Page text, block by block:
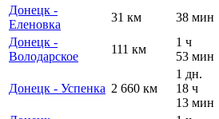
Донецк -
Еленовка
31 км 38 мин
Донецк -
Володарское
111 км
1 ч
53 мин
Донецк - Успенка 2 660 км
1 дн.
18 ч
13 мин